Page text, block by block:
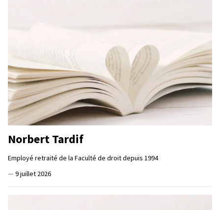
Norbert Tardif
Employé retraité de la Faculté de droit depuis 1994
— 9 juillet 2026